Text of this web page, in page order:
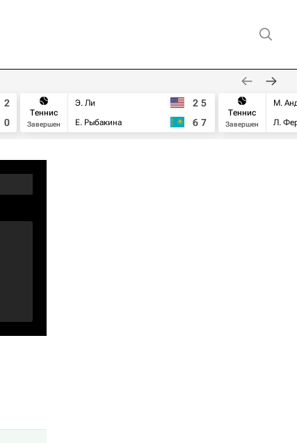
2
0
Теннис
Завершен
Э. Ли
Е. Рыбакина
2 5
6 7
Теннис
Завершен
М.
Л.